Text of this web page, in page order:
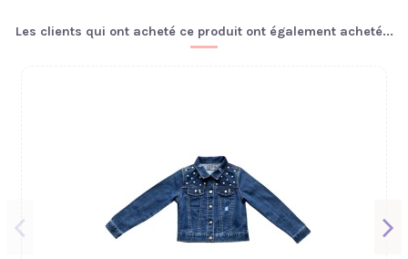
Les clients qui ont acheté ce produit ont également acheté...